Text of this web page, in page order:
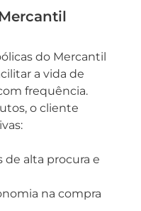
do Mercantil
a vida de
frequência.
o cliente
de alta procura e
na compra